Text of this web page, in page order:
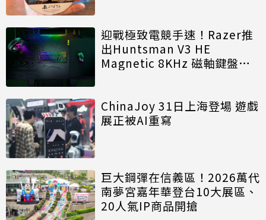
迎戰極致電競手速！Razer推
出Huntsman V3 HE
Magnetic 8KHz 磁軸鍵盤效
ChinaJoy 31日上海登場 遊戲
展正被AI重寫
巨大鋼彈在信義區！2026萬代
南夢宮嘉年華登台10大展區、
20人氣IP商品開搶